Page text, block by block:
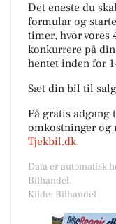
Det eneste du
formular og
timer, hvor vores
konkurrere på
hentet inden for
Sæt din bil til
Få gratis
omkostninger og
Tjekbil.dk
Data er automatisk
Bilhandel.
Kilde: Bilhandel